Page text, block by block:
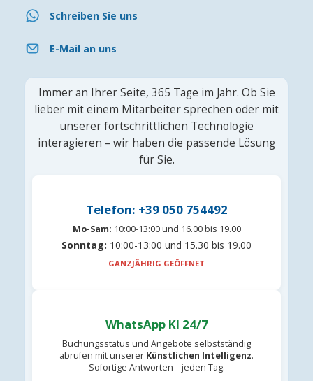
Schreiben Sie uns
E-Mail an uns
Immer an Ihrer Seite, 365 Tage im Jahr. Ob Sie
lieber mit einem Mitarbeiter sprechen oder mit
unserer fortschrittlichen Technologie
interagieren – wir haben die passende Lösung
für Sie.
Telefon: +39 050 754492
Mo-Sam: 10:00-13:00 und 16.00 bis 19.00
Sonntag: 10:00-13:00 und 15.30 bis 19.00
GANZJÄHRIG GEÖFFNET
WhatsApp KI 24/7
Buchungsstatus und Angebote selbstständig
abrufen mit unserer Künstlichen Intelligenz.
Sofortige Antworten – jeden Tag.